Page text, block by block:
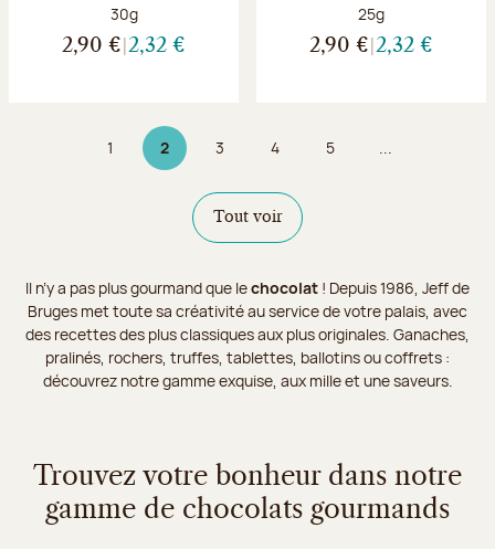
Poids net :
30g
2,90 € 2,32 €
Poids net :
25g
2,90 € 2,32 €
Page
1 2Page 2 sur 9
Page
3 Page
4 Page
5 ...
Tout voir
Il n’y a pas plus gourmand que lechocolat ! Depuis 1986, Jeff de
Bruges met toute sa créativité au service de votre palais, avec
des recettes des plus classiques aux plus originales. Ganaches,
pralinés, rochers, truffes, tablettes, ballotins ou coffrets :
découvrez notre gamme exquise, aux mille et une saveurs.
Trouvez votre bonheur dans notre
gamme de chocolats gourmands